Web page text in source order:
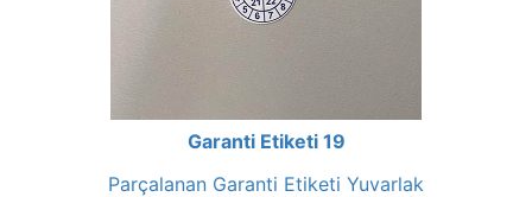
Garanti Etiketi 19
Parçalanan Garanti Etiketi Yuvarlak